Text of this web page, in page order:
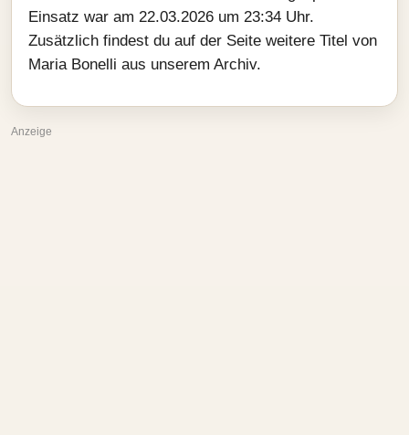
Einsatz war am 22.03.2026 um 23:34 Uhr.
Zusätzlich findest du auf der Seite weitere Titel von
Maria Bonelli aus unserem Archiv.
Anzeige